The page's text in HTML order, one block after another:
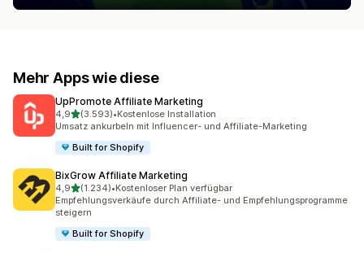
Mehr Apps wie diese
UpPromote Affiliate Marketing
4,9von 5 Sternen
(3.593)
3593 Rezensionen insgesamt
•Kostenlose Installation
Umsatz ankurbeln mit Influencer- und Affiliate-Marketing
Built for Shopify
BixGrow Affiliate Marketing
4,9von 5 Sternen
(1.234)
1234 Rezensionen insgesamt
•Kostenloser Plan verfügbar
Empfehlungsverkäufe durch Affiliate- und Empfehlungsprogramme
steigern
Built for Shopify